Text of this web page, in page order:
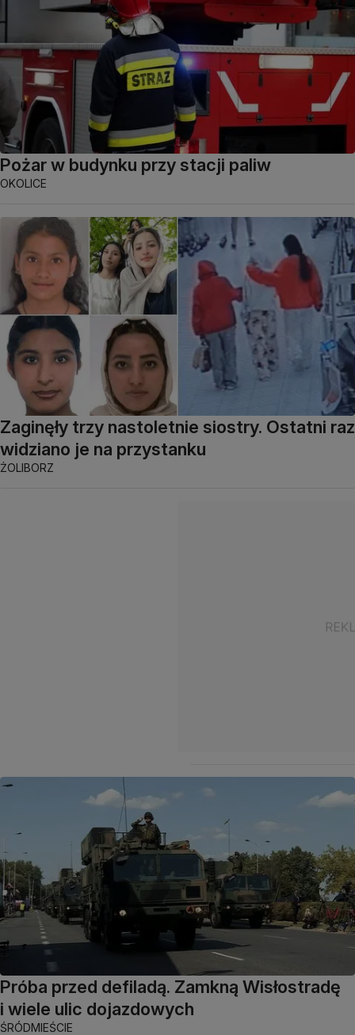
Pożar w budynku przy stacji paliw
OKOLICE
Zaginęły trzy nastoletnie siostry. Ostatni raz
widziano je na przystanku
ŻOLIBORZ
Próba przed defiladą. Zamkną Wisłostradę
i wiele ulic dojazdowych
ŚRÓDMIEŚCIE